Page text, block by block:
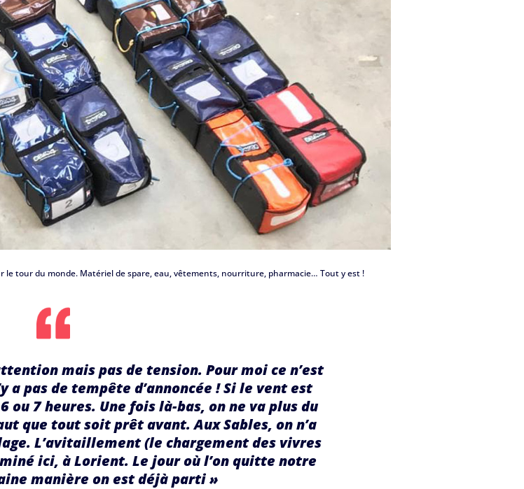
le tour du monde. Matériel de spare, eau, vêtements, nourriture, pharmacie… Tout y est !
mais pas de tension. Pour moi ce n’est
a pas de tempête d’annoncée ! Si le vent est
7 heures. Une fois là-bas, on ne va plus du
que tout soit prêt avant. Aux Sables, on n’a
. L’avitaillement (le chargement des vivres
ici, à Lorient. Le jour où l’on quitte notre
manière on est déjà parti »